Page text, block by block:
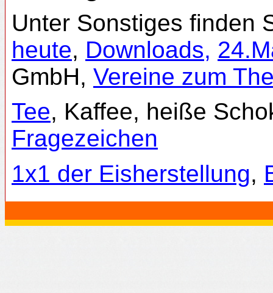
Unter Sonstiges finden
heute, Downloads,
GmbH, Vereine zum
Tee, Kaffee, heiße
Fragezeichen
1x1 der Eisherstellung,